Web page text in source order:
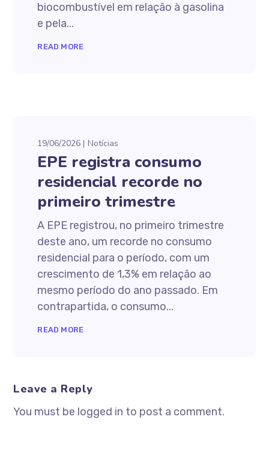
biocombustível em relação à gasolina
e pela...
READ MORE
19/06/2026 Notícias
EPE registra consumo
residencial recorde no
primeiro trimestre
A EPE registrou, no primeiro trimestre
deste ano, um recorde no consumo
residencial para o período, com um
crescimento de 1,3% em relação ao
mesmo período do ano passado. Em
contrapartida, o consumo...
READ MORE
Leave a Reply
You must be logged in to post a comment.